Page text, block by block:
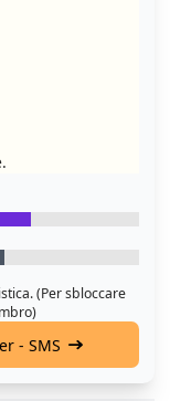
(Per sbloccare
- SMS